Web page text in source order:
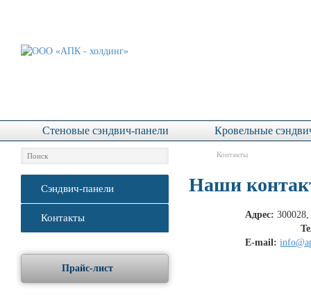
Стеновые сэндвич-панели Кровельные
Контакты
Сэндвич-панели
Контакты
Прайс-лист
Наши
Адрес:
E-mail: